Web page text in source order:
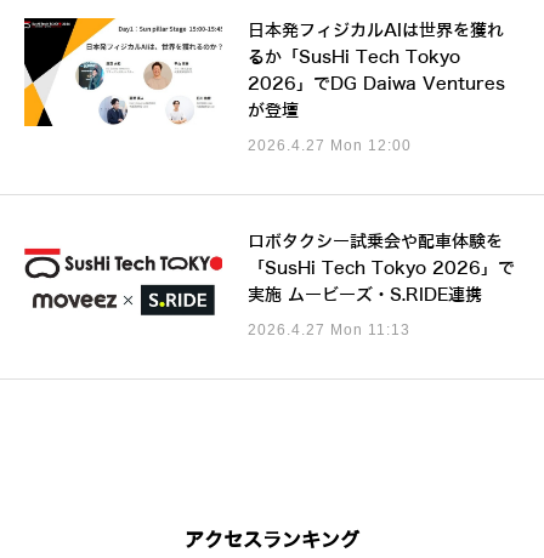
日本発フィジカルAIは世界を獲れ
るか「SusHi Tech Tokyo
2026」でDG Daiwa Ventures
が登壇
2026.4.27 Mon 12:00
ロボタクシー試乗会や配車体験を
「SusHi Tech Tokyo 2026」で
実施 ムービーズ・S.RIDE連携
2026.4.27 Mon 11:13
アクセスランキング